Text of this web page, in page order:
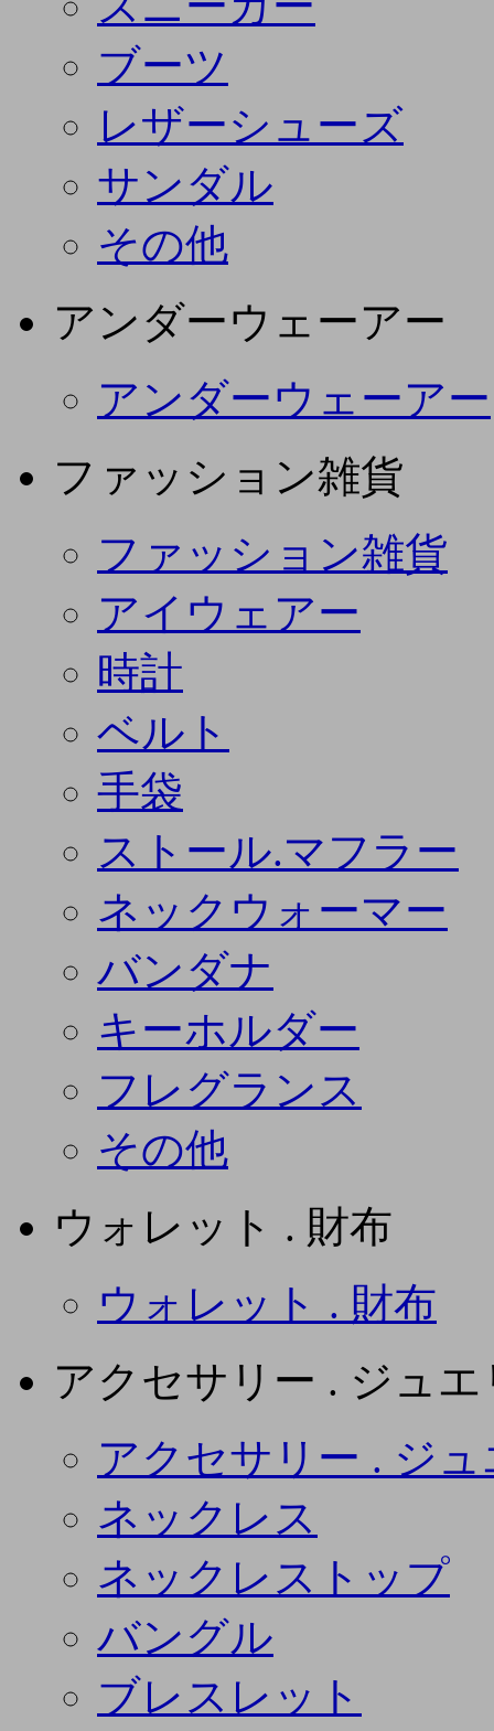
ブーツ
レザーシューズ
サンダル
その他
アンダーウェーアー
アンダーウェーアー
ファッション雑貨
ファッション雑貨
アイウェアー
時計
ベルト
手袋
ストール.マフラー
ネックウォーマー
バンダナ
キーホルダー
フレグランス
その他
ウォレット . 財布
ウォレット . 財布
アクセサリー . ジュエ
アクセサリー . ジ
ネックレス
ネックレストップ
バングル
ブレスレット